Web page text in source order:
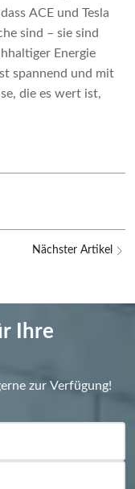
ACE und Tesla
sind – sie sind
Energie
spannend und mit
die es wert ist,
Nächster Artikel
Ihre
zur Verfügung!